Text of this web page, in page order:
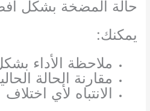
حالة المضخة بشكل
يمكنك:
ملاحظة الأداء
مقارنة الحالة
الانتباه لأي اختلاف